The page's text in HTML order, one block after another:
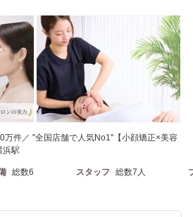
件／ "全国店舗で人気No1"【小顔矯正×美容
駅
総数6 スタッフ 総数7人